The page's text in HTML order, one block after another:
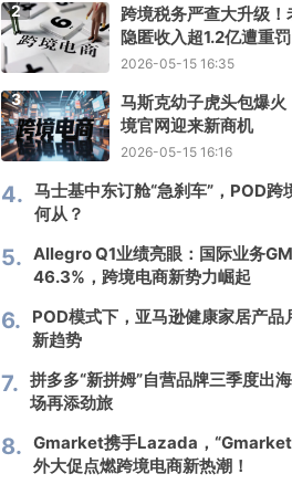
2
跨境税务严查大升级！
隐匿收入超1.2亿遭重罚
2026-05-15 16:35
3
马斯克幼子虎头包爆火
境官网迎来新商机
2026-05-15 16:16
4. 马士基中东订舱“急刹车”，POD跨
何从？
5. Allegro Q1业绩亮眼：国际业务
46.3%，跨境电商新势力崛起
6.
POD模式下，亚马逊健康家居产品
新趋势
7. 拼多多“新拼姆”自营品牌三季度出
场再添劲旅
8. Gmarket携手Lazada，
外大促点燃跨境电商新热潮！